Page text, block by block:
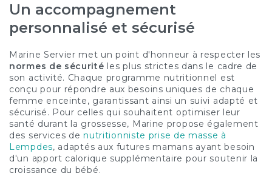
Un accompagnement
personnalisé et sécurisé
Marine Servier met un point d'honneur à respecter les
normes de sécurité les plus strictes dans le cadre de
son activité. Chaque programme nutritionnel est
conçu pour répondre aux besoins uniques de chaque
femme enceinte, garantissant ainsi un suivi adapté et
sécurisé. Pour celles qui souhaitent optimiser leur
santé durant la grossesse, Marine propose également
des services denutritionniste prise de masse à
Lempdes, adaptés aux futures mamans ayant besoin
d'un apport calorique supplémentaire pour soutenir la
croissance du bébé.